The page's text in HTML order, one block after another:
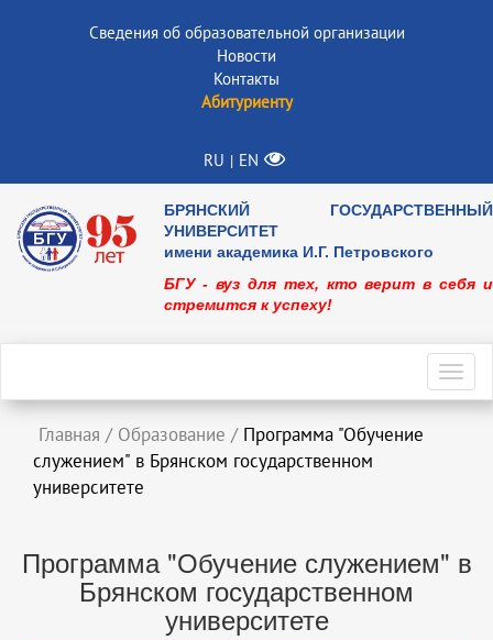
Сведения об образовательной организации
Новости
Контакты
Абитуриенту
RU | EN
БРЯНСКИЙ ГОСУДАРСТВЕННЫЙ
УНИВЕРСИТЕТ
имени академика И.Г. Петровского
БГУ - вуз для тех, кто верит в себя и
стремится к успеху!
Главная / Образование / Программа "Обучение
служением" в Брянском государственном
университете
Программа "Обучение служением" в
Брянском государственном
университете